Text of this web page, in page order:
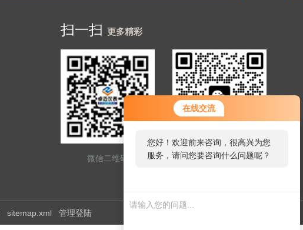
在线交流
您好！欢迎前来咨询，很高兴为您
服务，请问您要咨询什么问题呢？
扫一扫 更多精彩
微信二维码 网站二维码
sitemap.xml 管理登陆